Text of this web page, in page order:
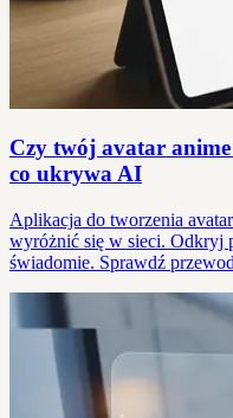
Czy twój avatar
co ukrywa AI
Aplikacja do tworzenia
wyróżnić się w sieci. Odkryj
świadomie. Sprawdź